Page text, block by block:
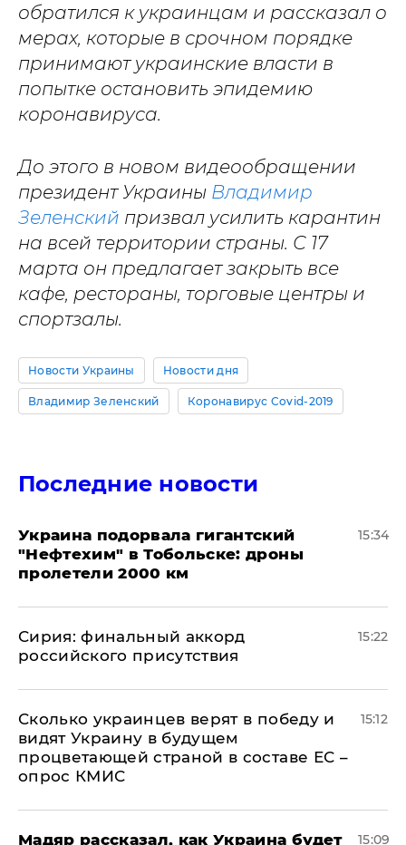
обратился к украинцам и рассказал о
мерах, которые в срочном порядке
принимают украинские власти в
попытке остановить эпидемию
коронавируса.
До этого в новом видеообращении
президент Украины Владимир
Зеленский призвал усилить карантин
на всей территории страны. С 17
марта он предлагает закрыть все
кафе, рестораны, торговые центры и
спортзалы.
Новости Украины Новости дня
Владимир Зеленский Коронавирус Covid-2019
Последние новости
Украина подорвала гигантский
"Нефтехим" в Тобольске: дроны
пролетели 2000 км
15:34
​Сирия: финальный аккорд
российского присутствия
15:22
Сколько украинцев верят в победу и
видят Украину в будущем
процветающей страной в составе ЕС –
опрос КМИС
15:12
Мадяр рассказал, как Украина будет 15:09